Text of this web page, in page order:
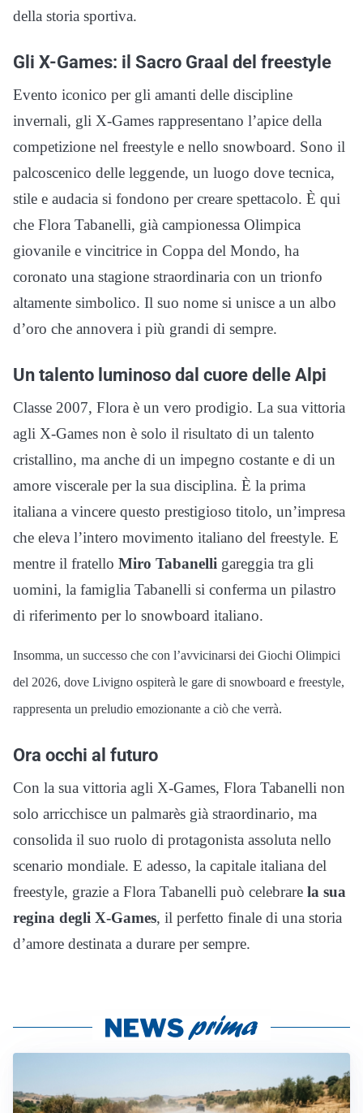
della storia sportiva.
Gli X-Games: il Sacro Graal del freestyle
Evento iconico per gli amanti delle discipline
invernali, gli X-Games rappresentano l’apice della
competizione nel freestyle e nello snowboard. Sono il
palcoscenico delle leggende, un luogo dove tecnica,
stile e audacia si fondono per creare spettacolo. È qui
che Flora Tabanelli, già campionessa Olimpica
giovanile e vincitrice in Coppa del Mondo, ha
coronato una stagione straordinaria con un trionfo
altamente simbolico. Il suo nome si unisce a un albo
d’oro che annovera i più grandi di sempre.
Un talento luminoso dal cuore delle Alpi
Classe 2007, Flora è un vero prodigio. La sua vittoria
agli X-Games non è solo il risultato di un talento
cristallino, ma anche di un impegno costante e di un
amore viscerale per la sua disciplina. È la prima
italiana a vincere questo prestigioso titolo, un’impresa
che eleva l’intero movimento italiano del freestyle. E
mentre il fratello Miro Tabanelli gareggia tra gli
uomini, la famiglia Tabanelli si conferma un pilastro
di riferimento per lo snowboard italiano.
Insomma, un successo che con l’avvicinarsi dei Giochi Olimpici
del 2026, dove Livigno ospiterà le gare di snowboard e freestyle,
rappresenta un preludio emozionante a ciò che verrà.
Ora occhi al futuro
Con la sua vittoria agli X-Games, Flora Tabanelli non
solo arricchisce un palmarès già straordinario, ma
consolida il suo ruolo di protagonista assoluta nello
scenario mondiale. E adesso, la capitale italiana del
freestyle, grazie a Flora Tabanelli può celebrare la sua
regina degli X-Games, il perfetto finale di una storia
d’amore destinata a durare per sempre.